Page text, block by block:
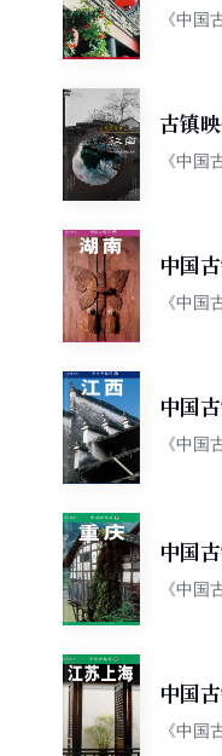
《中国
古镇
《中国
中国
《中国
中国
《中国
中国
《中国
中国
《中国